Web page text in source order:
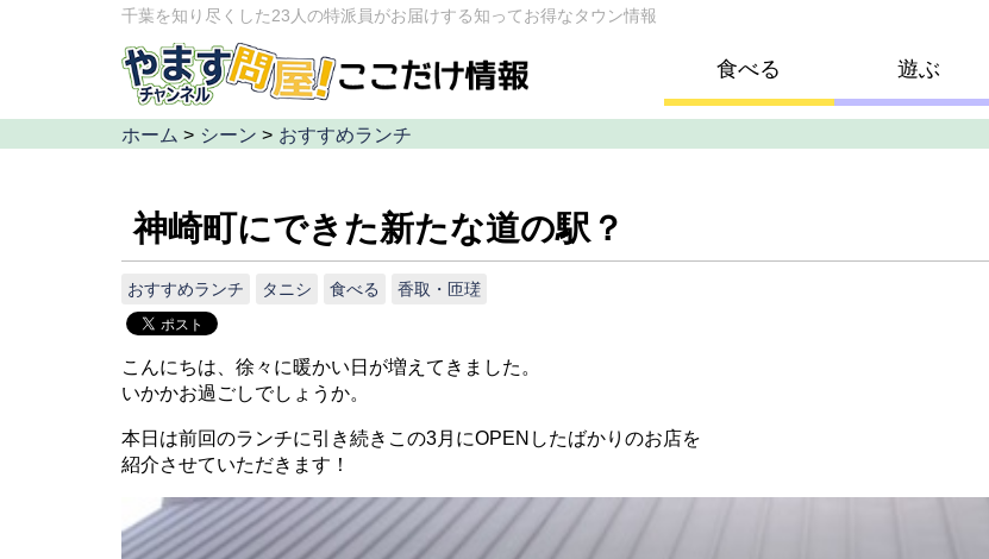
千葉を知り尽くした23人の特派員がお届けする知ってお得なタウン情報
食べる 遊ぶ
ホーム > シーン > おすすめランチ
神崎町にできた新たな道の駅？
おすすめランチ タニシ 食べる 香取・匝瑳
こんにちは、徐々に暖かい日が増えてきました。
いかかお過ごしでしょうか。
本日は前回のランチに引き続きこの3月にOPENしたばかりのお店を
紹介させていただきます！